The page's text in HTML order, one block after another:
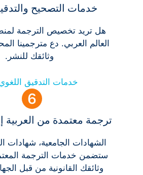
خدمات التصحيح
هل تريد تخصيص الترجمة
العالم العربي. دع مترجمينا
وثائقك للنشر.
خدمات التدقيق
ترجمة معتمدة من العربية
الشهادات الجامعية، شهادات
ستضمن خدمات الترجمة
وثائقك القانونية من قبل